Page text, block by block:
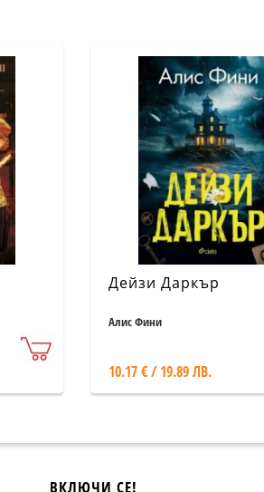
Дейзи Даркър
Алис Фини
10.17 € / 19.89 ЛВ.
ВКЛЮЧИ СЕ!